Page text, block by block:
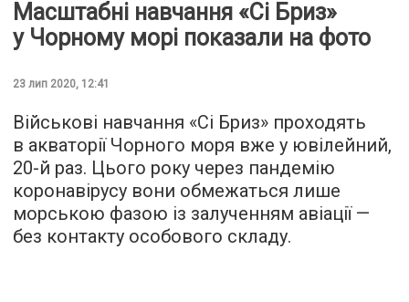
Масштабні навчання «Сі Бриз»
у Чорному морі показали на фото
23 лип 2020, 12:41
Військові навчання «Сі Бриз» проходять
в акваторії Чорного моря вже у ювілейний,
20-й раз. Цього року через пандемію
коронавірусу вони обмежаться лише
морською фазою із залученням авіації —
без контакту особового складу.